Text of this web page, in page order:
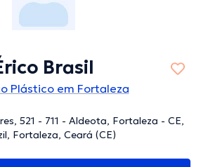
Brasil
Plástico em Fortaleza
521 - 711 - Aldeota, Fortaleza - CE,
Fortaleza, Ceará (CE)